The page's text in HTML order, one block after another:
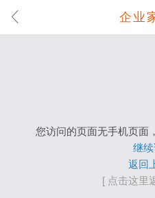
企业
您访问的页面无手机页面
继
返回
[ 点击这里